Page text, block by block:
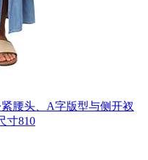
腰头、A字版型与侧开衩
寸810